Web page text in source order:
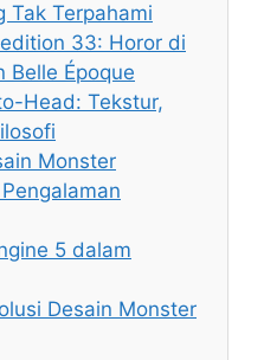
Tak Terpahami
33: Horor di
Belle Époque
Head: Tekstur,
Monster
5 dalam
Desain Monster